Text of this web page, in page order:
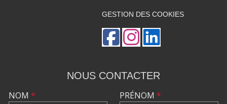
GESTION DES COOKIES
NOUS CONTACTER
NOM * PRÉNOM *